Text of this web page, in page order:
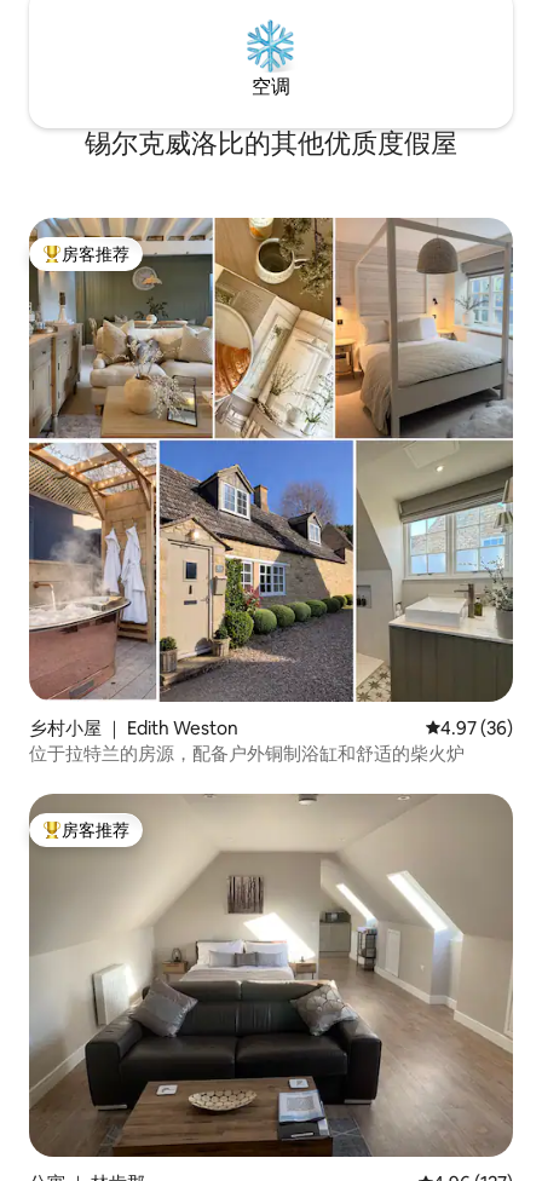
空调
锡尔克威洛比的其他优质度假屋
热门「房客推荐」
房客推荐
乡村小屋 ｜ Edith Weston 平均评分
4.97 (36)
位于拉特兰的房源，配备户外铜制浴缸和舒适的柴火炉
热门「房客推荐」
房客推荐